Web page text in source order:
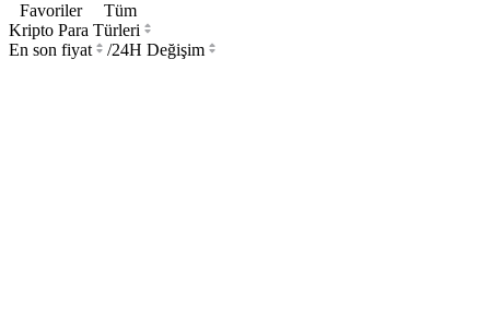
Favoriler
Tüm
Kripto Para Türleri
En son fiyat
/24H Değişim